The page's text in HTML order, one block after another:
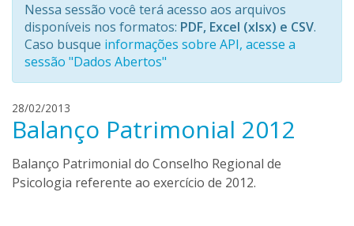
Nessa sessão você terá acesso aos arquivos
disponíveis nos formatos: PDF, Excel (xlsx) e CSV.
Caso busque informações sobre API, acesse a
sessão "Dados Abertos"
28/02/2013
e
n
r
i
Balanço Patrimonial 2012
Balanço Patrimonial do Conselho Regional de
Psicologia referente ao exercício de 2012.